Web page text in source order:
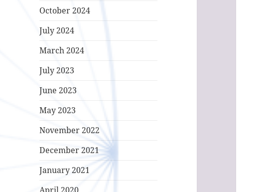
October 2024
July 2024
March 2024
July 2023
June 2023
May 2023
November 2022
December 2021
January 2021